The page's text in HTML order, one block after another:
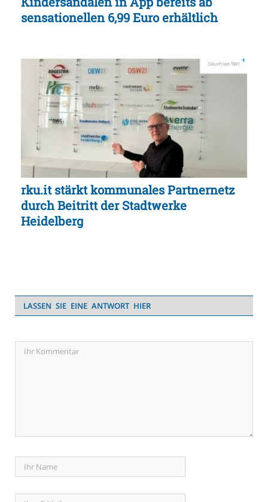
sensationellen 6,99 Euro erhältlich
rku.it stärkt kommunales Partnernetz
durch Beitritt der Stadtwerke
Heidelberg
LASSEN SIE EINE ANTWORT HIER